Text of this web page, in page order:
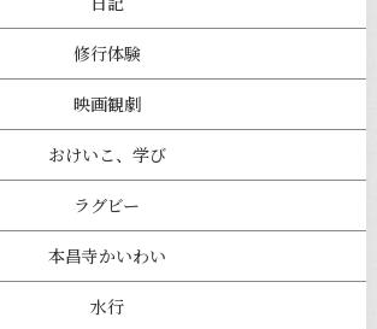
修行体験
映画観劇
おけいこ、学び
ラグビー
本昌寺かいわい
水行